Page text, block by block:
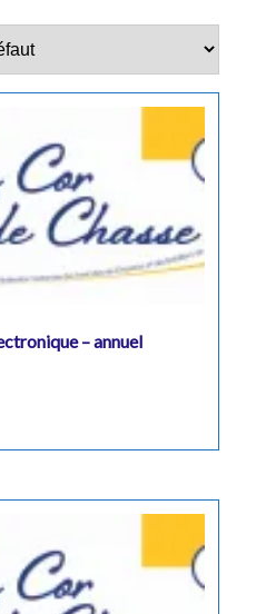
– annuel